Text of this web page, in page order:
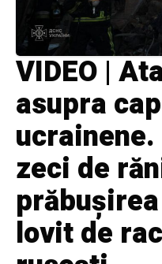
VIDEO |
asupra
zeci de
lovit de